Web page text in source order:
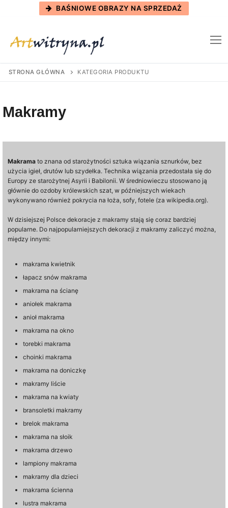
BAŚNIOWE OBRAZY NA SPRZEDAŻ
STRONA GŁÓWNA KATEGORIA PRODUKTU
Makramy
Makrama to znana od starożytności sztuka wiązania sznurków, bez
użycia igieł, drutów lub szydełka. Technika wiązania przedostała się do
Europy ze starożytnej Asyrii i Babilonii. W średniowieczu stosowano ją
głównie do ozdoby królewskich szat, w późniejszych wiekach
wykonywano również pokrycia na łoża, sofy, fotele (za wikipedia.org).
W dzisiejszej Polsce dekoracje z makramy stają się coraz bardziej
popularne. Do najpopularniejszych dekoracji z makramy zaliczyć można,
między innymi:
makrama kwietnik
łapacz snów makrama
makrama na ścianę
aniołek makrama
anioł makrama
makrama na okno
torebki makrama
choinki makrama
makrama na doniczkę
makramy liście
makrama na kwiaty
bransoletki makramy
brelok makrama
makrama na słoik
makrama drzewo
lampiony makrama
makramy dla dzieci
makrama ścienna
lustra makrama